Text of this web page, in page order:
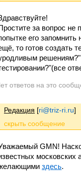
за вопрос не
его запомнить
то готов создать
решениям?"
ответов на это
Редакция [ri@triz-ri.ru]
GMN!
московских
здесь.